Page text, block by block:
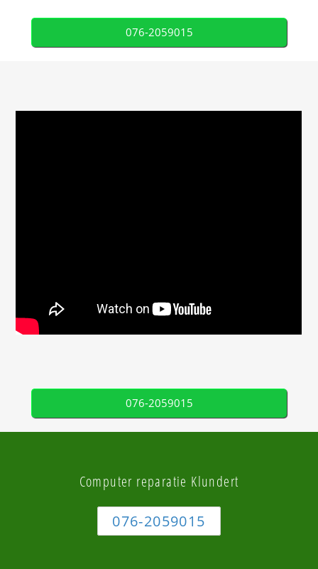
076-2059015
076-2059015
Computer reparatie Klundert
076-2059015